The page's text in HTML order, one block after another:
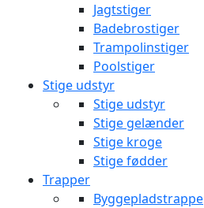
Jagtstiger
Badebrostiger
Trampolinstiger
Poolstiger
Stige udstyr
Stige udstyr
Stige gelænder
Stige kroge
Stige fødder
Trapper
Byggepladstrappe